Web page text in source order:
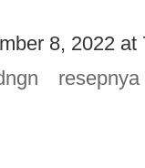
8, 2022 at